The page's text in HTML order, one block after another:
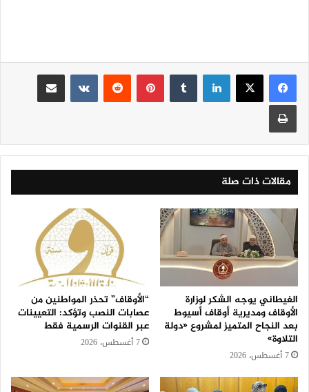
لينكدإن بينتيريست
مقالات ذات صلة
الغيطاني يوجه الشكر لوزارة
الأوقاف ومديرية أوقاف أسيوط
بعد النجاح المتميز لمشروع «دولة
التلاوة»
7 أغسطس، 2026
“الأوقاف” تحذر المواطنين من
عصابات النصب وتؤكد: التعيينات
عبر القنوات الرسمية فقط
7 أغسطس، 2026